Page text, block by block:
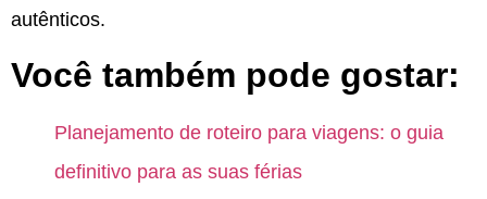
autênticos.
Você também pode gostar:
Planejamento de roteiro para viagens: o guia
definitivo para as suas férias